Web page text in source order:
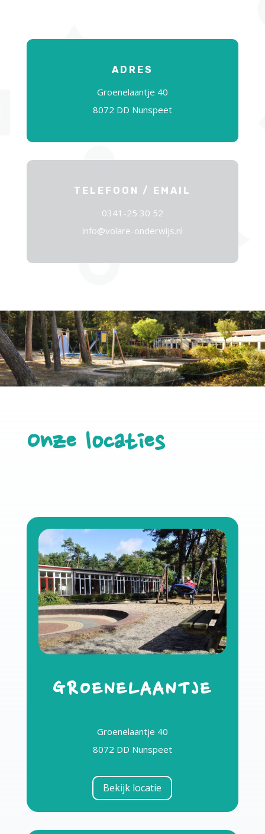
ADRES
Groenelaantje 40
8072 DD Nunspeet
TELEFOON / EMAIL
0341-25 30 52
info@volare-onderwijs.nl
Onze locaties
GROENELAANTJE
Groenelaantje 40
8072 DD Nunspeet
Bekijk locatie